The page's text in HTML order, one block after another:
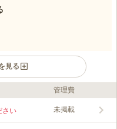
見る
ぎが聞こえる墓地です。 金
管理費
さい 未掲載